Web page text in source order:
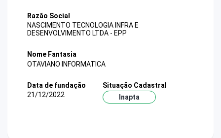
Razão Social
NASCIMENTO TECNOLOGIA INFRA E
DESENVOLVIMENTO LTDA - EPP
Nome Fantasia
OTAVIANO INFORMATICA
Data de fundação
21/12/2022
Situação Cadastral
Inapta